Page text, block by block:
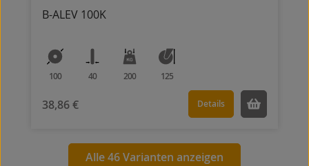
B-ALEV 100K
100 40 200 125
38,86 € Details
Alle 46 Varianten anzeigen